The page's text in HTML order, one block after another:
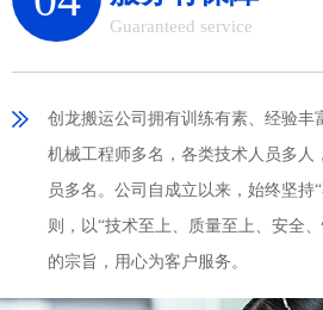
Guaranteed service
创龙搬运公司拥有训练有素、经验丰
机械工程师多名，各类技术人员多人
员多名。公司自成立以来，始终坚持
则，以“技术至上、质量至上、安全
的宗旨，用心为客户服务。